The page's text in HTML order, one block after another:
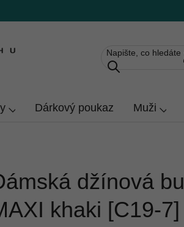
Dárkový poukaz Muži
džínová
khaki [C19-7]